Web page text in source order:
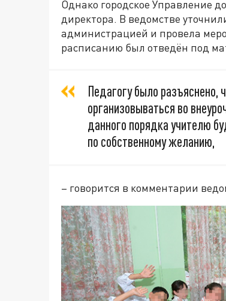
Однако городское Управление
директора. В ведомстве
администрацией и провела
расписанию был отведён под
Педагогу было
организовываться во
данного порядка учителю
по собственному желанию,
– говорится в комментарии